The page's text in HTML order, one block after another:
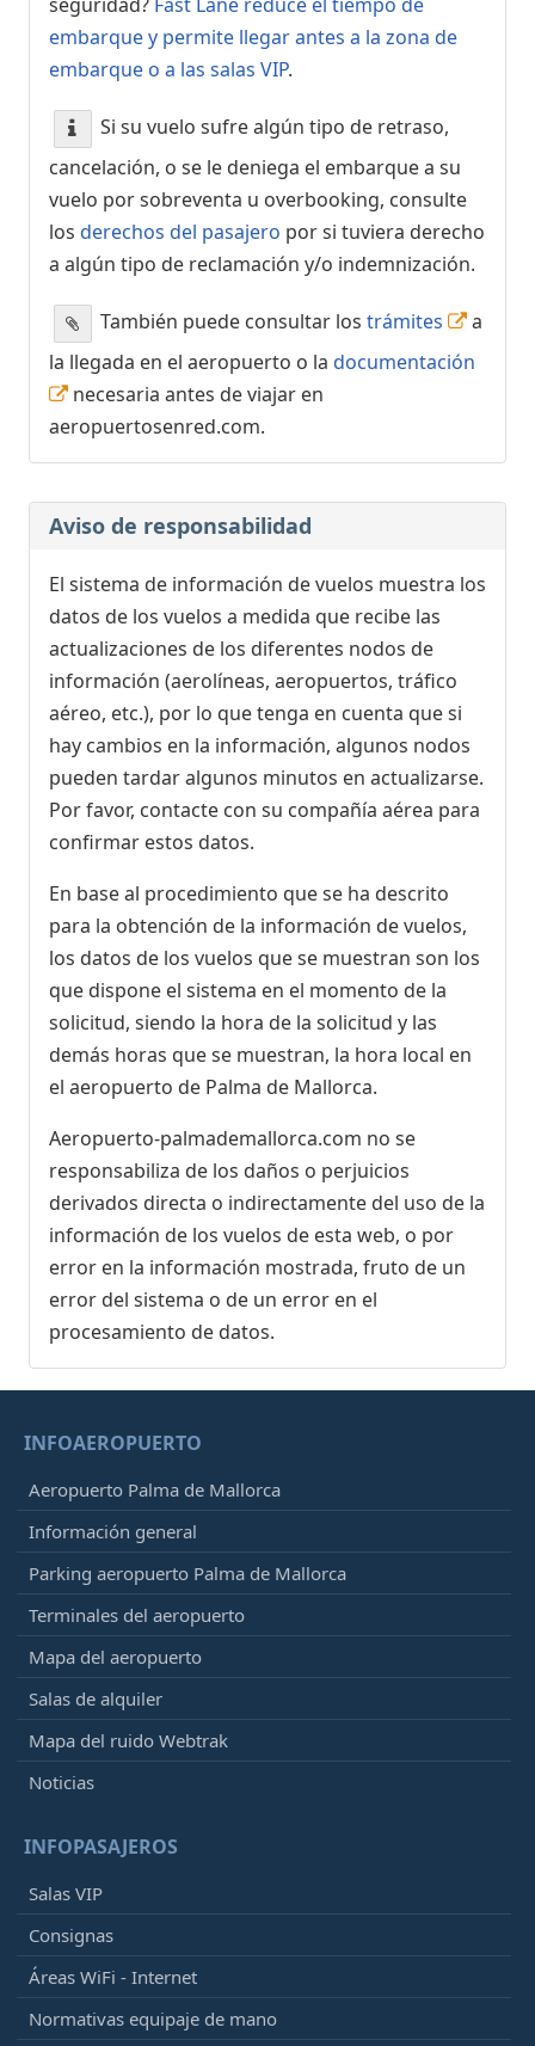
embarque y permite llegar antes a la zona de
embarque o a las salas VIP.
Si su vuelo sufre algún tipo de retraso,
cancelación, o se le deniega el embarque a su
vuelo por sobreventa u overbooking, consulte
los derechos del pasajero por si tuviera derecho
a algún tipo de reclamación y/o indemnización.
También puede consultar los trámites
a
la llegada en el aeropuerto o la documentación
necesaria antes de viajar en
aeropuertosenred.com.
Aviso de responsabilidad
El sistema de información de vuelos muestra los
datos de los vuelos a medida que recibe las
actualizaciones de los diferentes nodos de
información (aerolíneas, aeropuertos, tráfico
aéreo, etc.), por lo que tenga en cuenta que si
hay cambios en la información, algunos nodos
pueden tardar algunos minutos en actualizarse.
Por favor, contacte con su compañía aérea para
confirmar estos datos.
En base al procedimiento que se ha descrito
para la obtención de la información de vuelos,
los datos de los vuelos que se muestran son los
que dispone el sistema en el momento de la
solicitud, siendo la hora de la solicitud y las
demás horas que se muestran, la hora local en
el aeropuerto de Palma de Mallorca.
Aeropuerto-palmademallorca.com no se
responsabiliza de los daños o perjuicios
derivados directa o indirectamente del uso de la
información de los vuelos de esta web, o por
error en la información mostrada, fruto de un
error del sistema o de un error en el
procesamiento de datos.
INFOAEROPUERTO
Aeropuerto Palma de Mallorca
Información general
Parking aeropuerto Palma de Mallorca
Terminales del aeropuerto
Mapa del aeropuerto
Salas de alquiler
Mapa del ruido Webtrak
Noticias
INFOPASAJEROS
Salas VIP
Consignas
Áreas WiFi - Internet
Normativas equipaje de mano